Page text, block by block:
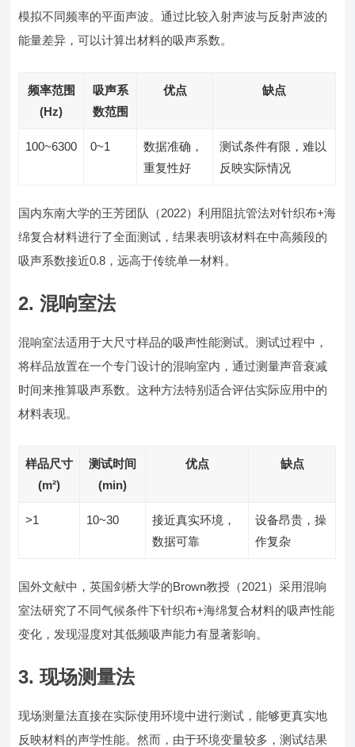
模拟不同频率的平面声波。通过比较入射声波与反射声波的
能量差异，可以计算出材料的吸声系数。
频率范围
(Hz)
吸声系
数范围
优点 缺点
100~6300 0~1
数据准确，
重复性好
测试条件有限，难以
反映实际情况
国内东南大学的王芳团队（2022）利用阻抗管法对针织布+海
绵复合材料进行了全面测试，结果表明该材料在中高频段的
吸声系数接近0.8，远高于传统单一材料。
2. 混响室法
混响室法适用于大尺寸样品的吸声性能测试。测试过程中，
将样品放置在一个专门设计的混响室内，通过测量声音衰减
时间来推算吸声系数。这种方法特别适合评估实际应用中的
材料表现。
样品尺寸
(m²)
测试时间
(min)
优点 缺点
>1 10~30
接近真实环境，
数据可靠
设备昂贵，操
作复杂
国外文献中，英国剑桥大学的Brown教授（2021）采用混响
室法研究了不同气候条件下针织布+海绵复合材料的吸声性能
变化，发现湿度对其低频吸声能力有显著影响。
3. 现场测量法
现场测量法直接在实际使用环境中进行测试，能够更真实地
反映材料的声学性能。然而，由于环境变量较多，测试结果